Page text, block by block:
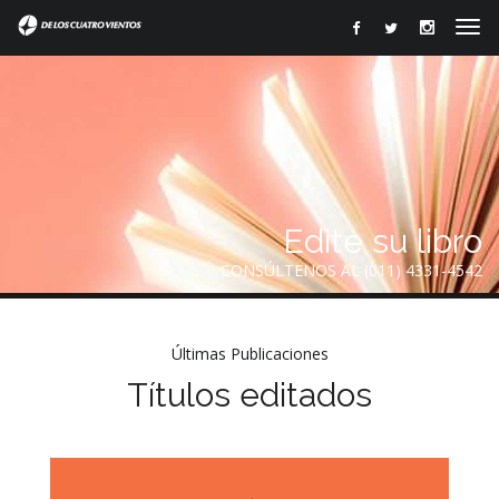
Edite su libro
CONSÚLTENOS AL (011) 4331-4542
Últimas Publicaciones
Títulos editados